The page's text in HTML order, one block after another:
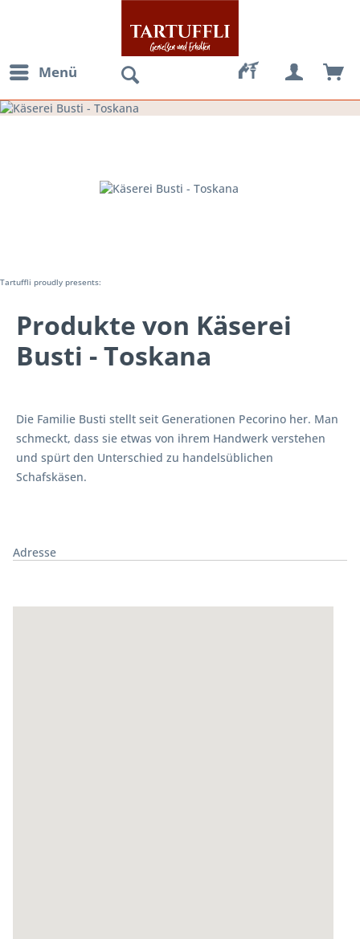
Menü
Tartuffli proudly presents:
Produkte von Käserei
Busti - Toskana
Die Familie Busti stellt seit Generationen Pecorino her. Man
schmeckt, dass sie etwas von ihrem Handwerk verstehen
und spürt den Unterschied zu handelsüblichen
Schafskäsen.
Adresse